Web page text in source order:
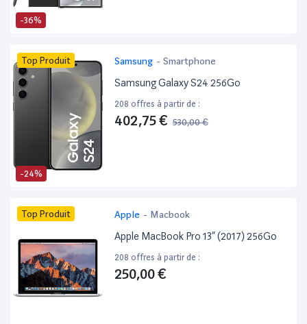
-36%
-24%
Top Produit Samsung - Smartphone
Samsung Galaxy S24 256Go
208 offres à partir de :
402,75 € 530,00 €
Top Produit Apple - Macbook
Apple MacBook Pro 13” (2017) 256Go
208 offres à partir de :
250,00 €